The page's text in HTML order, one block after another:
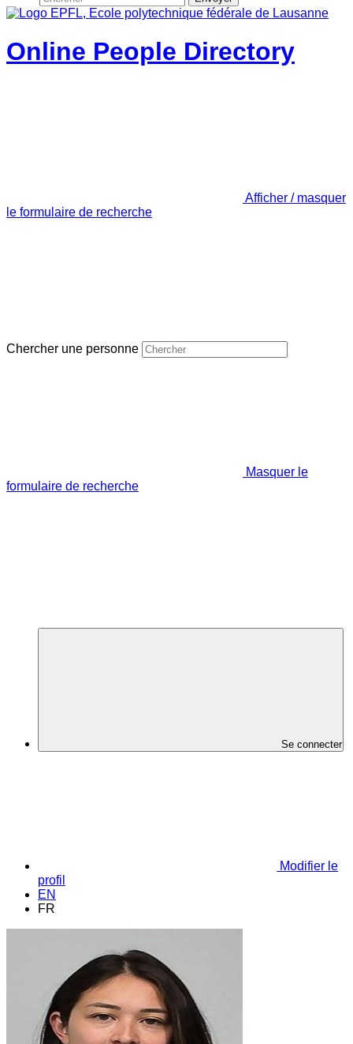
Online People Directory
Afficher / masquer
le formulaire de recherche
Chercher une personne
Masquer le
formulaire de recherche
Se connecter
Modifier le
profil
EN
FR